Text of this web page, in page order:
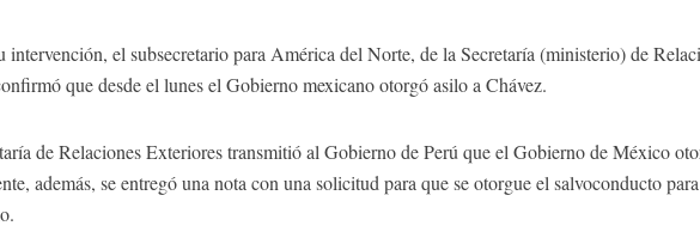
intervención, el subsecretario para América del Norte, de la Secretaría (ministerio) de
que desde el lunes el Gobierno mexicano otorgó asilo a Chávez.
de Relaciones Exteriores transmitió al Gobierno de Perú que el Gobierno de México
además, se entregó una nota con una solicitud para que se otorgue el salvoconducto